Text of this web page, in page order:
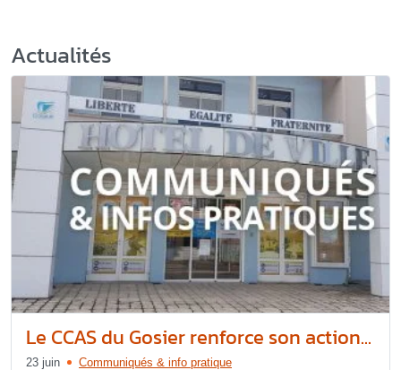
Actualités
Le CCAS du Gosier renforce son action...
23 juin Communiqués & info pratique